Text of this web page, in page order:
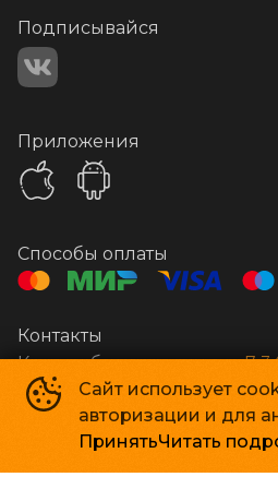
Сайт использует
авторизации и для
ПринятьЧитать
Подписывайся
Приложения
Способы оплаты
Контакты
Касса и бронирование +7
Стар Кинолюкс
Powered by